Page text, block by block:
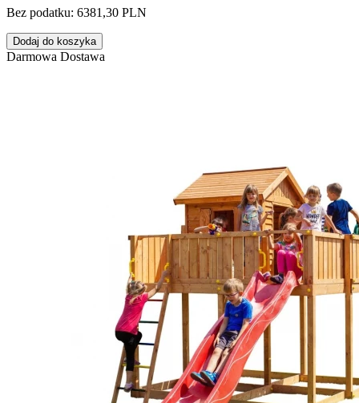
Bez podatku: 6381,30 PLN
Dodaj do koszyka
Darmowa Dostawa